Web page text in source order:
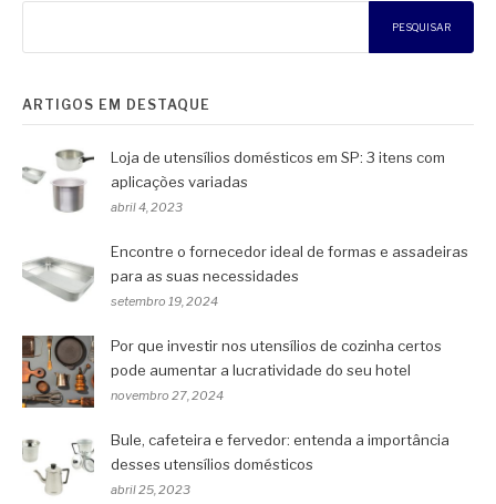
PESQUISAR
ARTIGOS EM DESTAQUE
Loja de utensílios domésticos em SP: 3 itens com
aplicações variadas
abril 4, 2023
Encontre o fornecedor ideal de formas e assadeiras
para as suas necessidades
setembro 19, 2024
Por que investir nos utensílios de cozinha certos
pode aumentar a lucratividade do seu hotel
novembro 27, 2024
Bule, cafeteira e fervedor: entenda a importância
desses utensílios domésticos
abril 25, 2023